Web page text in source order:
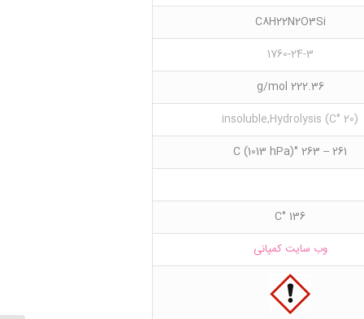
C8H22N2O3Si
1760-24-3
222.36 g/mol
(20 °C) insoluble,Hydrolysis
261 – 263 °C (1013 hPa)
136 °C
وب سایت کمپانی